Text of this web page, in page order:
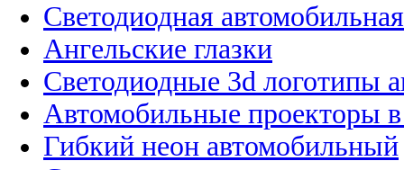
Светодиодная
Ангельские глазки
Светодиодные 3d логотипы
Автомобильные проекторы
Гибкий неон автомобильный